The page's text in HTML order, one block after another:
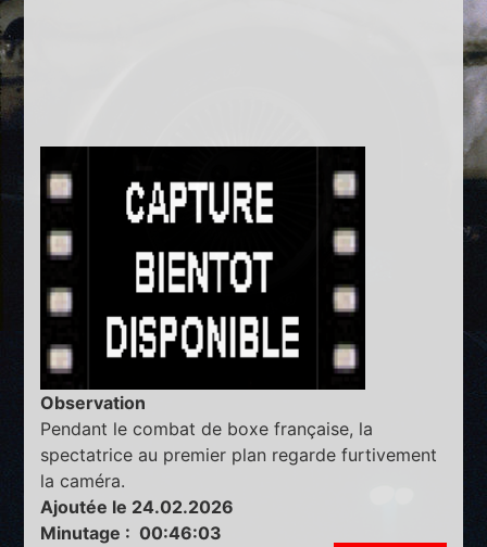
Observation
Pendant le combat de boxe française, la
spectatrice au premier plan regarde furtivement
la caméra.
Ajoutée le 24.02.2026
Minutage : 00:46:03